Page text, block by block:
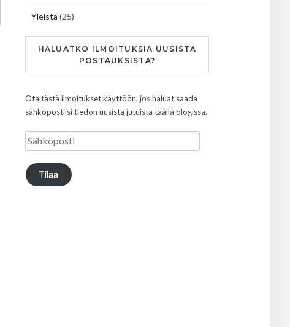
Yleistä (25)
HALUATKO ILMOITUKSIA UUSISTA
POSTAUKSISTA?
Ota tästä ilmoitukset käyttöön, jos haluat saada
sähköpostiisi tiedon uusista jutuista täällä blogissa.
Tilaa